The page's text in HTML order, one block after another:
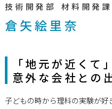
技術開発部 材料開発課
倉矢絵里奈
「地元が近くて
意外な会社との
子どもの時から理科の実験が